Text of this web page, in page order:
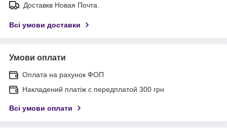
Доставкв Новая Почта.
Всі умови доставки
Умови оплати
Оплата на рахунок ФОП
Накладений платіж с передплатой 300 грн
Всі умови оплати